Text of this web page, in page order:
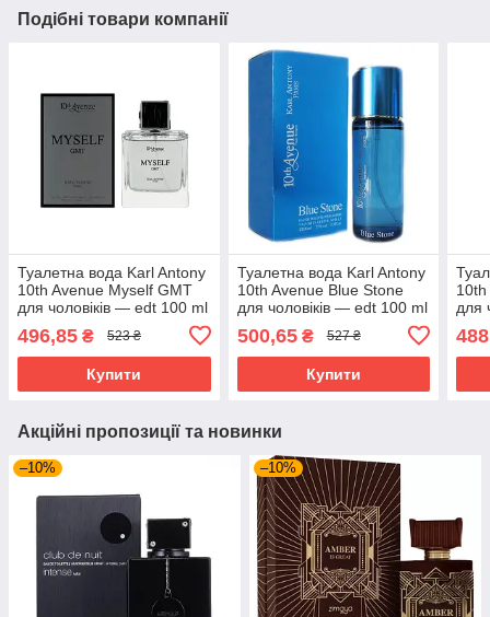
Подібні товари компанії
Туалетна вода Karl Antony
10th Avenue Myself GMT
для чоловіків — edt 100 ml
496,85 ₴ 523 ₴
Купити
Туалетна вода Karl Antony
10th Avenue Blue Stone
для чоловіків — edt 100 ml
500,65₴ 527 ₴
Купити
для
Акційні пропозиції та новинки
–10% –10%